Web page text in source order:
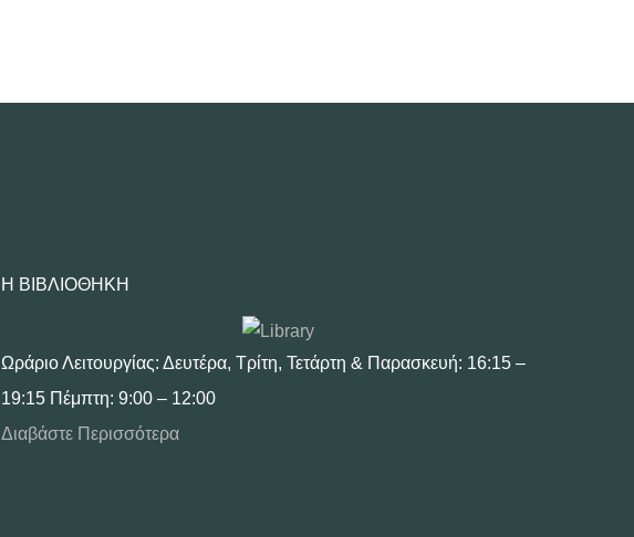
Η ΒΙΒΛΙΟΘΉΚΗ
Ωράριο Λειτουργίας: Δευτέρα, Τρίτη, Τετάρτη & Παρασκευή: 16:15 –
19:15 Πέμπτη: 9:00 – 12:00
Διαβάστε Περισσότερα